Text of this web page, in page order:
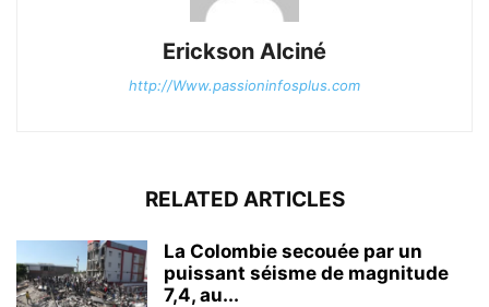
Erickson Alciné
http://Www.passioninfosplus.com
RELATED ARTICLES
La Colombie secouée par un
puissant séisme de magnitude
7,4, au...